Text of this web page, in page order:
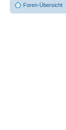
Foren-Übersicht